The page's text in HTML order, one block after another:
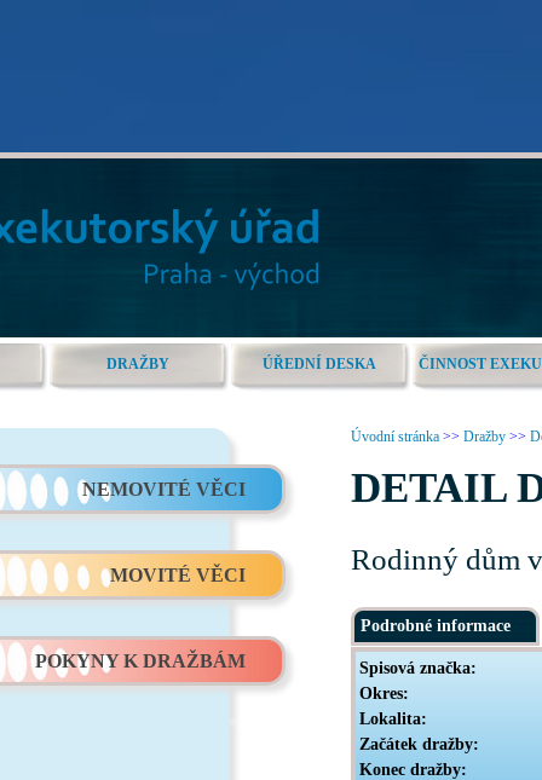
DRAŽBY ÚŘEDNÍ DESKA ČINNOST
NEMOVITÉ VĚCI
MOVITÉ VĚCI
POKYNY K DRAŽBÁM
Úvodní stránka >> Dražby >>
DETAIL
Rodinný dům
Podrobné informace
Spisová značka:
Okres:
Lokalita:
Začátek dražby:
Konec dražby: